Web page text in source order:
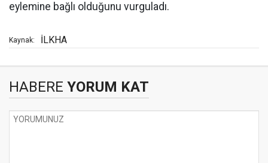
eylemine bağlı olduğunu vurguladı.
Kaynak: İLKHA
HABERE YORUM KAT